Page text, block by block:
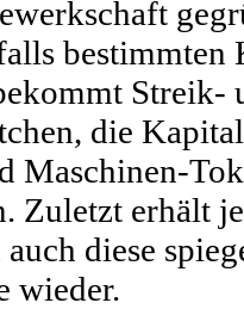
bestimmten
Streik-
die
Maschinen-
Zuletzt erhält
auch diese
wieder.